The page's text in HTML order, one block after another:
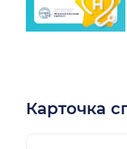
Карточка